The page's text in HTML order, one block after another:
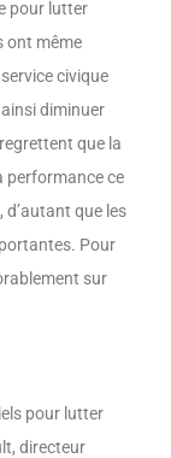
pour lutter
ont même
civique
diminuer
que la
performance ce
d’autant que les
Pour
sur
pour lutter
directeur